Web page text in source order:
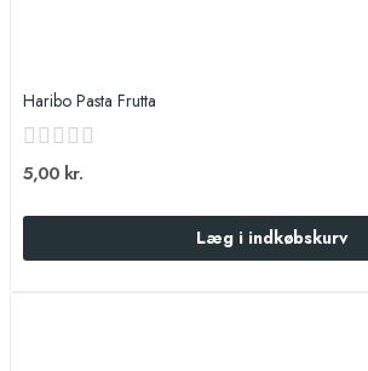
Haribo Pasta Frutta
5,00 kr.
Læg i indkøbskurv